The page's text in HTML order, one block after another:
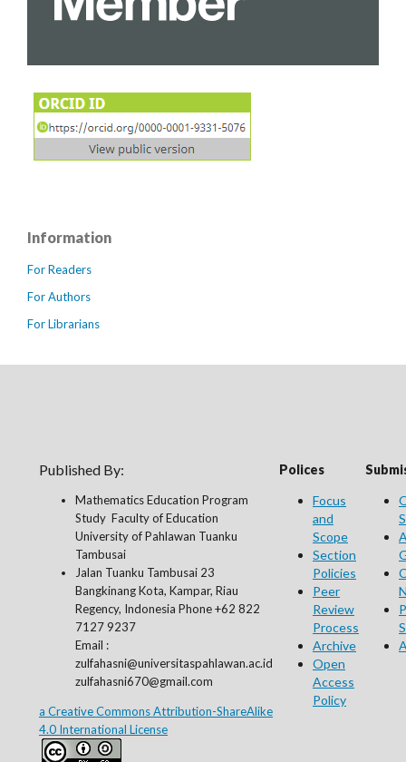
Information
For Readers
For Authors
For Librarians
Published By:
Mathematics Education Program
Study Faculty of Education
University of Pahlawan Tuanku
Tambusai
Jalan Tuanku Tambusai 23
Bangkinang Kota, Kampar, Riau
Regency, Indonesia Phone +62 822
7127 9237
Email :
zulfahasni@universitaspahlawan.ac.id
zulfahasni670@gmail.com
a Creative Commons Attribution-ShareAlike
4.0 International License
Polices
Focus
and
Scope
Section
Policies
Peer
Review
Process
Archive
Open
Access
Policy